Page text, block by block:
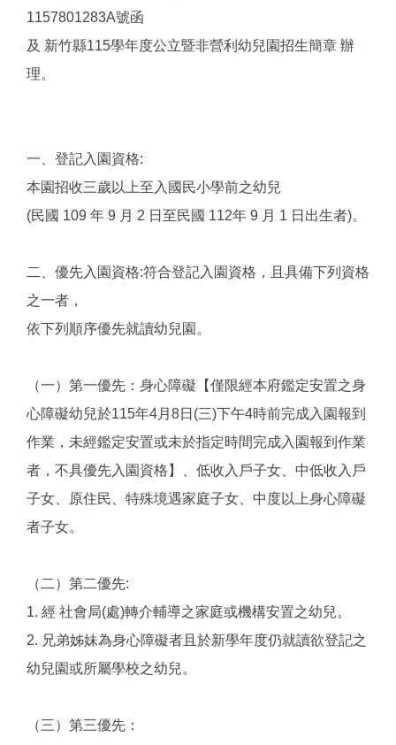
1157801283A號函
及 新竹縣115學年度公立暨非營利幼兒園招生簡章 辦
理。
一、登記入園資格:
本園招收三歲以上至入國民小學前之幼兒
(民國 109 年 9 月 2 日至民國 112年 9 月 1 日出生者)。
二、優先入園資格:符合登記入園資格，且具備下列資格
之一者，
依下列順序優先就讀幼兒園。
（一）第一優先：身心障礙【僅限經本府鑑定安置之身
心障礙幼兒於115年4月8日(三)下午4時前完成入園報到
作業，未經鑑定安置或未於指定時間完成入園報到作業
者，不具優先入園資格】、低收入戶子女、中低收入戶
子女、原住民、特殊境遇家庭子女、中度以上身心障礙
者子女。
（二）第二優先:
1. 經 社會局(處)轉介輔導之家庭或機構安置之幼兒。
2. 兄弟姊妹為身心障礙者且於新學年度仍就讀欲登記之
幼兒園或所屬學校之幼兒。
（三）第三優先：